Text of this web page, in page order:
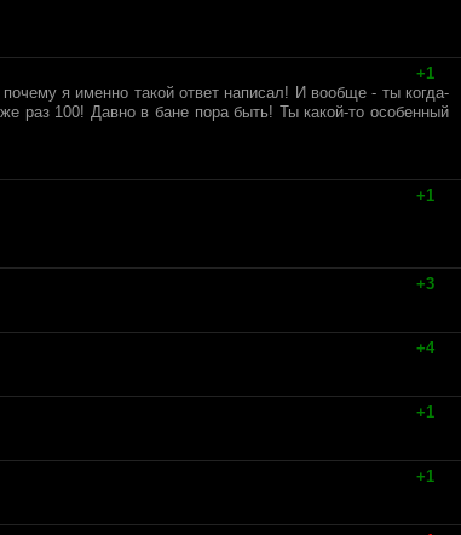
+1
я именно такой ответ написал! И вообще - ты когда-
раз 100! Давно в бане пора быть! Ты какой-то особенный
+1
+3
+4
+1
+1